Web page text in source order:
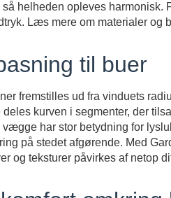
helheden opleves harmonisk.
Læs mere om materialer og
til buer
fremstilles ud fra vinduets
kurven i segmenter, der
har stor betydning for
på stedet afgørende. Med
og teksturer påvirkes af netop